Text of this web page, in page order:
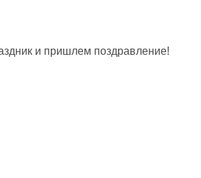
и пришлем поздравление!